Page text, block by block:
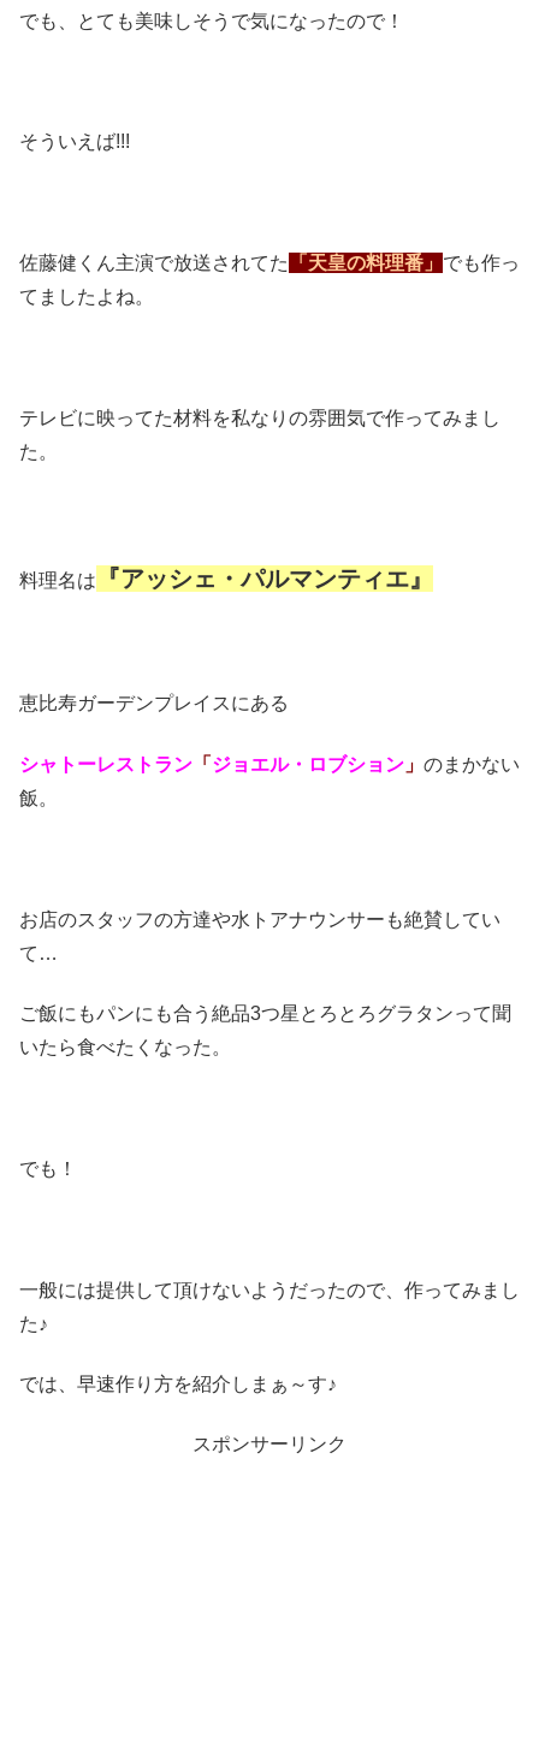
でも、とても美味しそうで気になったので！
そういえば!!!
佐藤健くん主演で放送されてた 「天皇の料理番」 でも作っ
てましたよね。
テレビに映ってた材料を私なりの雰囲気で作ってみまし
た。
料理名は 『アッシェ・パルマンティエ』
恵比寿ガーデンプレイスにある
シャトーレストラン 「 ジョエル・ロブション 」 のまかない
飯。
お店のスタッフの方達や水トアナウンサーも絶賛してい
て…
ご飯にもパンにも合う絶品3つ星とろとろグラタンって聞
いたら食べたくなった。
でも！
一般には提供して頂けないようだったので、作ってみまし
た♪
では、早速作り方を紹介しまぁ～す♪
スポンサーリンク